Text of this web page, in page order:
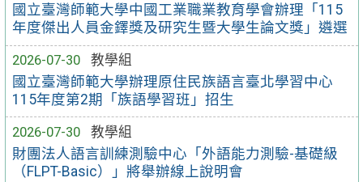
國立臺灣師範大學中國工業職業教育學會辦理「115
年度傑出人員金鐸獎及研究生暨大學生論文獎」遴選
2026-07-30
教學組
國立臺灣師範大學辦理原住民族語言臺北學習中心
115年度第2期「族語學習班」招生
2026-07-30
教學組
財團法人語言訓練測驗中心「外語能力測驗-基礎級
（FLPT-Basic）」將舉辦線上說明會